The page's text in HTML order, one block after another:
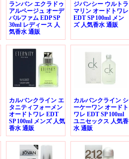
ランバン エクラドゥ
アルページュ オーデ
パルファム EDP SP
30ml レディース 人
気香水 通販
ジバンシー ウルトラ
マリン オードトワレ
EDT SP 100ml メン
ズ 人気香水 通販
カルバンクライン エ
タニティフォーメン
オードトワレ EDT
SP 100ml メンズ 人気
香水 通販
カルバンクライン シ
ーケーワン オードト
ワレ EDT SP 100ml
ユニセックス 人気香
水 通販